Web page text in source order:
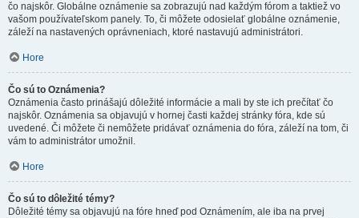
čo najskôr. Globálne oznámenie sa zobrazujú nad každým fórom a taktiež vo
vašom používateľskom panely. To, či môžete odosielať globálne oznámenie,
záleží na nastavených oprávneniach, ktoré nastavujú administrátori.
Hore
Čo sú to Oznámenia?
Oznámenia často prinášajú dôležité informácie a mali by ste ich prečítať čo
najskôr. Oznámenia sa objavujú v hornej časti každej stránky fóra, kde sú
uvedené. Či môžete či nemôžete pridávať oznámenia do fóra, záleží na tom, či
vám to administrátor umožnil.
Hore
Čo sú to dôležité témy?
Dôležité témy sa objavujú na fóre hneď pod Oznámením, ale iba na prvej